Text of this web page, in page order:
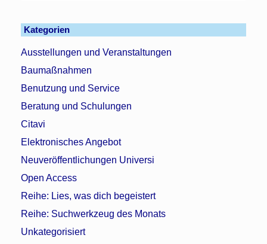
Kategorien
Ausstellungen und Veranstaltungen
Baumaßnahmen
Benutzung und Service
Beratung und Schulungen
Citavi
Elektronisches Angebot
Neuveröffentlichungen Universi
Open Access
Reihe: Lies, was dich begeistert
Reihe: Suchwerkzeug des Monats
Unkategorisiert